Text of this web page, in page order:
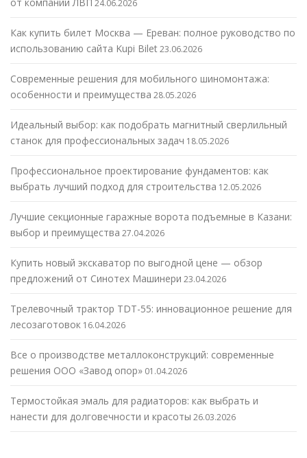
24.06.2026
Как купить билет Москва — Ереван: полное руководство по
использованию сайта Kupi Bilet23.06.2026
Современные решения для мобильного шиномонтажа:
особенности и преимущества 28.05.2026
Идеальный выбор: как подобрать магнитный сверлильный
станок для профессиональных задач 18.05.2026
Профессиональное проектирование фундаментов: как
выбрать лучший подход для строительства 12.05.2026
Лучшие секционные гаражные ворота подъемные в Казани:
выбор и преимущества 27.04.2026
Купить новый экскаватор по выгодной цене — обзор
предложений от Синотех Машинери 23.04.2026
Трелевочный трактор TDT-55: инновационное решение для
лесозаготовок 16.04.2026
Все о производстве металлоконструкций: современные
решения ООО «Завод опор» 01.04.2026
Термостойкая эмаль для радиаторов: как выбрать и
нанести для долговечности и красоты 26.03.2026